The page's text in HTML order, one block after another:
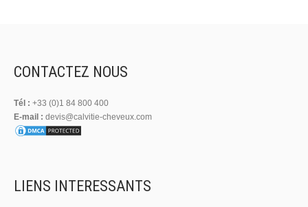
CONTACTEZ NOUS
Tél : +33 (0)1 84 800 400
E-mail : devis@calvitie-cheveux.com
LIENS INTERESSANTS